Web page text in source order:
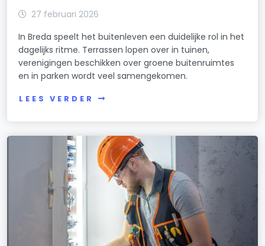
27 februari 2026
In Breda speelt het buitenleven een duidelijke rol in het
dagelijks ritme. Terrassen lopen over in tuinen,
verenigingen beschikken over groene buitenruimtes
en in parken wordt veel samengekomen.
LEES VERDER